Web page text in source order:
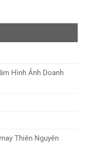
Hình Ảnh Doanh
Thiên Nguyên